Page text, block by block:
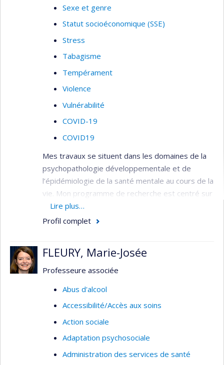
Sexe et genre
Statut socioéconomique (SSE)
Stress
Tabagisme
Tempérament
Violence
Vulnérabilité
COVID-19
COVID19
Mes travaux se situent dans les domaines de la
psychopathologie développementale et de
l’épidémiologie de la santé mentale au cours de la
vie. Mon programme de recherche est centré sur
l’étude de la transmission intergénérationnelle
des facteurs de risque pour les problèmes de
préscolaires.
Mon programme comprend deux axes de
recherche et un axe de transfert de
l’axe étiologie ayant pour objectif l’étude
transmission intergénérationnelle des
problèmes de santé mentale;
Lire plus…
Profil complet
FLEURY, Marie-Josée
Professeure associée
Abus d'alcool
Accessibilité/Accès aux soins
Action sociale
Adaptation psychosociale
Administration des services de santé